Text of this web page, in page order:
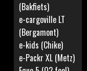
(Bakfiets)
e-cargoville LT
(Bergamont)
e-kids (Chike)
e-Packr XL (Metz)